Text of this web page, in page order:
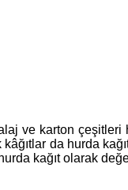
ve karton çeşitleri
kâğıtlar da hurda
kağıt olarak